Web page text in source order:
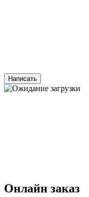
Написать
Онлайн заказ